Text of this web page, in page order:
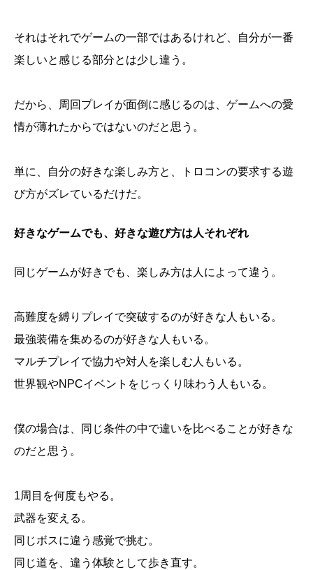
それはそれでゲームの一部ではあるけれど、自分が一番
楽しいと感じる部分とは少し違う。
だから、周回プレイが面倒に感じるのは、ゲームへの愛
情が薄れたからではないのだと思う。
単に、自分の好きな楽しみ方と、トロコンの要求する遊
び方がズレているだけだ。
好きなゲームでも、好きな遊び方は人それぞれ
同じゲームが好きでも、楽しみ方は人によって違う。
高難度を縛りプレイで突破するのが好きな人もいる。
最強装備を集めるのが好きな人もいる。
マルチプレイで協力や対人を楽しむ人もいる。
世界観やNPCイベントをじっくり味わう人もいる。
僕の場合は、同じ条件の中で違いを比べることが好きな
のだと思う。
1周目を何度もやる。
武器を変える。
同じボスに違う感覚で挑む。
同じ道を、違う体験として歩き直す。